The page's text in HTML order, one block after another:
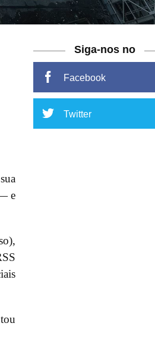
e
Siga-nos no
Facebook
Twitter